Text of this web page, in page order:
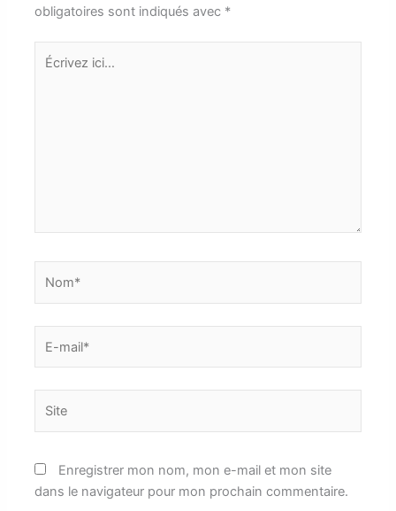
obligatoires sont indiqués avec *
Écrivez
mail*
Enregistrer mon nom, mon e-mail et mon site
dans le navigateur pour mon prochain commentaire.